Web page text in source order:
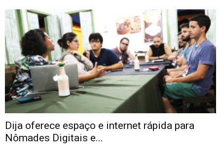
Dija oferece espaço e internet rápida para
Nômades Digitais e...